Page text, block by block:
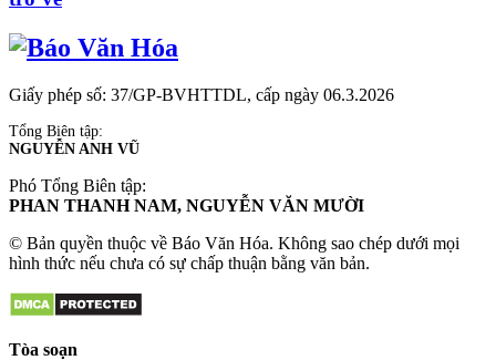
Giấy phép số: 37/GP-BVHTTDL, cấp ngày 06.3.2026
Tổng Biên tập:
NGUYỄN ANH VŨ
Phó Tổng Biên tập:
PHAN THANH NAM, NGUYỄN VĂN MƯỜI
© Bản quyền thuộc về Báo Văn Hóa. Không sao chép dưới mọi
hình thức nếu chưa có sự chấp thuận bằng văn bản.
Tòa soạn